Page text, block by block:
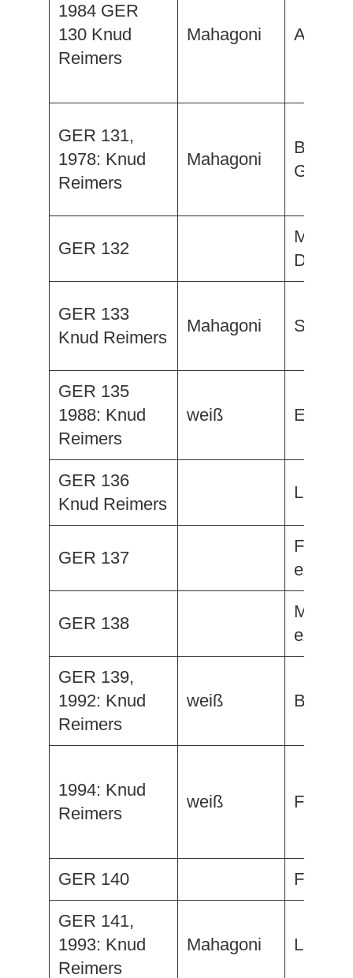
1984 GER
130 Knud
Reimers
Mahagoni
GER 131,
1978: Knud
Reimers
Mahagoni
Bijou V,
Gérard
GER 132
GER 133
Knud Reimers
Mahagoni Solaris
GER 135
1988: Knud
Reimers
weiß En Vie
GER 136
Knud Reimers
Lexmi
GER 137
ex.
GER 138
ex.
GER 139,
1992: Knud
Reimers
weiß Bijou
1994: Knud
Reimers
weiß Florian
GER 140 Fee
GER 141,
1993: Knud
Reimers
Mahagoni Ludwig